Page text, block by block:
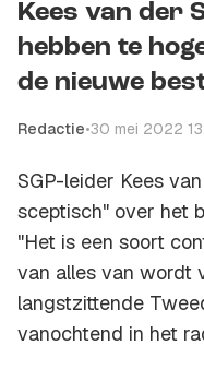
Kees van der
hebben te
de nieuwe
Redactie•30 mei 2022
SGP-leider Kees
sceptisch" over het
"Het is een soort
van alles van wordt
langstzittende
vanochtend in het